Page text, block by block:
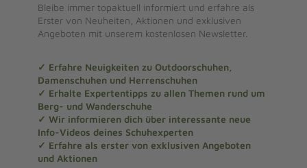
Bleibe immer topaktuell informiert und erfahre als
Erster von Neuheiten, Aktionen und exklusiven
Angeboten mit unserem kostenlosen Newsletter.
✓ Erfahre Neuigkeiten zu Outdoorschuhen,
Damenschuhen und Herrenschuhen
✓ Erhalte Expertentipps zu allen Themen rund um
Berg- und Wanderschuhe
✓ Wir informieren dich über interessante neue
Info-Videos deines Schuhexperten
✓ Erfahre als erster von exklusiven Angeboten
und Aktionen